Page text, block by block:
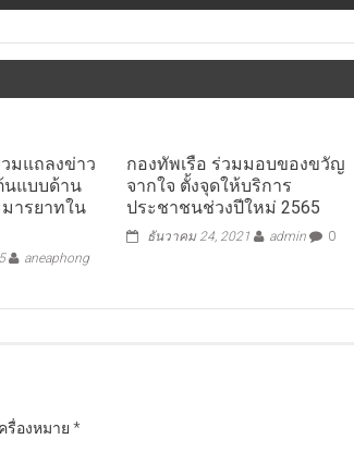
มแถลงข่าว
นแบบด้าน
ารยาทใน
aneaphong
กองทัพเรือ ร่วมมอบของขวัญ
จากใจ ตั้งจุดให้บริการ
ประชาชนช่วงปีใหม่ 2565
ธันวาคม 24, 2021 admin 0
รื่องหมาย *